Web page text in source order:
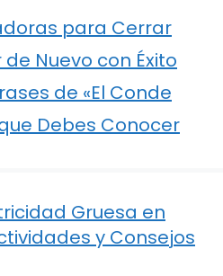
para Cerrar
Nuevo con Éxito
de «El Conde
Debes Conocer
Gruesa en
y Consejos